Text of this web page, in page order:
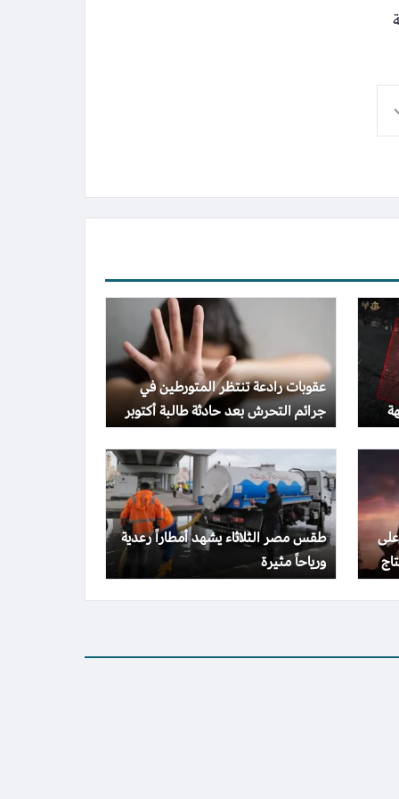
عقوبات رادعة تنتظر المتورطين في
جرائم التحرش بعد حادثة طالبة أكتوبر
طقس مصر الثلاثاء يشهد أمطاراً رعدية
ورياحاً مثيرة